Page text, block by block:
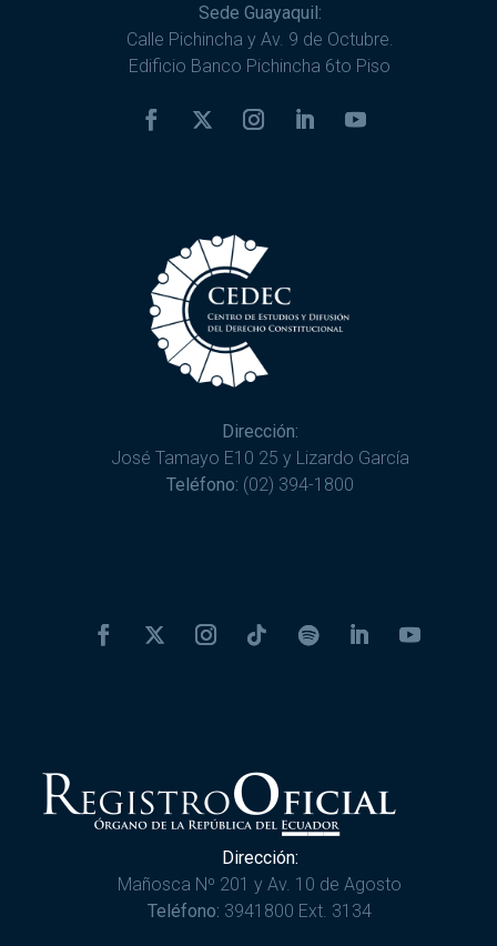
Sede Guayaquil:
Calle Pichincha y Av. 9 de Octubre.
Edificio Banco Pichincha 6to Piso
Dirección:
José Tamayo E10 25 y Lizardo García
Teléfono: (02) 394-1800
Dirección:
Mañosca Nº 201 y Av. 10 de Agosto
Teléfono: 3941800 Ext. 3134